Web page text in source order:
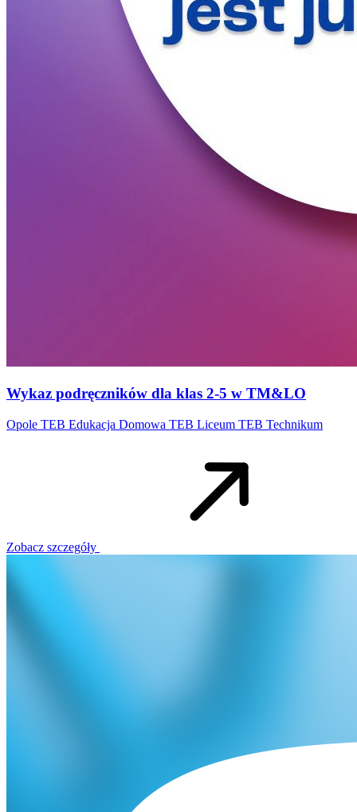
Wykaz podręczników dla klas 2-5 w TM&LO
Opole TEB Edukacja Domowa TEB Liceum TEB Technikum
Zobacz szczegóły